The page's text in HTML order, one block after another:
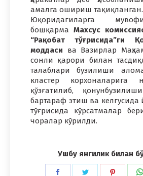
амалга ошириш тақиқланган.
Юқоридагиларга
бошқарма Махсус
“Рақобат тўғрисида”ги
моддаси ва Вазирлар
сонли қарори билан
талаблари бузилиши
кластер корхоналарига
қўзғатилиб,
бартараф этиш ва келгусида
тўғрисида кўрсатмалар
чоралар кўрилди.
Ушбу янгилик билан
Share Share Share